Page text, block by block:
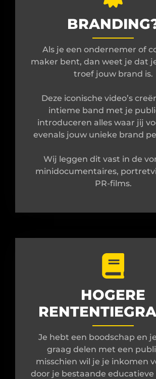
Als je een ondernemer of
maker bent, dan weet je dat
troef jouw brand is.
Deze iconische video’s
intieme band met je
introduceren alles waar jij
evenals jouw unieke brand
Wij leggen dit vast in de
minidocumentaires,
PR-films.
HOGERE
Je hebt een boodschap en
graag delen met een
misschien wil je je inkomen
door je bestaande